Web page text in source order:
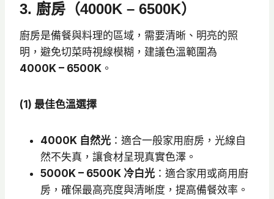
3. 廚房（4000K – 6500K）
廚房是備餐與料理的區域，需要清晰、明亮的照
明，避免切菜時視線模糊，建議色溫範圍為
4000K – 6500K 。
(1) 最佳色溫選擇
4000K 自然光 ：適合一般家用廚房，光線自
然不失真，讓食材呈現真實色澤。
5000K – 6500K 冷白光 ：適合家用或商用廚
房，確保最高亮度與清晰度，提高備餐效率。